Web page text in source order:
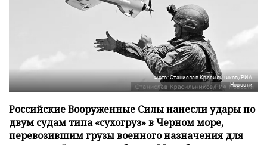
Фото: Станислав Красильников/РИА
Новости
Российские Вооруженные Силы нанесли удары по
двум судам типа «сухогруз» в Черном море,
перевозившим грузы военного назначения для